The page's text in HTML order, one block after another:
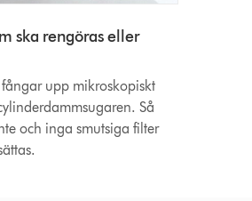
ska rengöras eller
upp mikroskopiskt
Så
och inga smutsiga filter